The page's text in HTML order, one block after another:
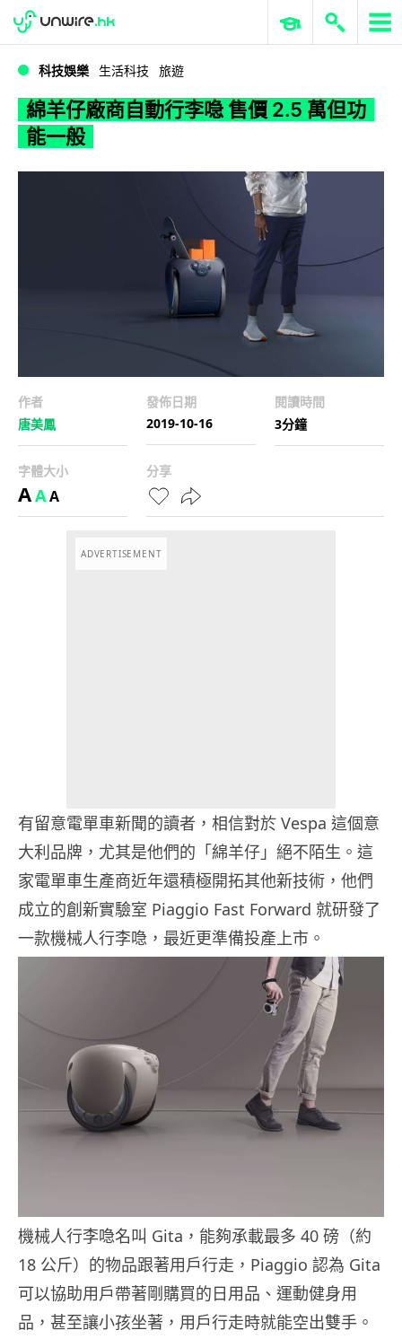
綿羊仔廠商自動行李喼 售價 2.5 萬但功能一般
WWDC 2026 ERP 與商業 AI
科技娛樂 生活科技 旅遊
綿羊仔廠商自動行李喼 售價 2.5 萬但功
能一般
作者
唐美鳳
發佈日期
2019-10-16
閱讀時間
3分鐘
字體大小
AAA
分享
ADVERTISEMENT
有留意電單車新聞的讀者，相信對於 Vespa 這個意
大利品牌，尤其是他們的「綿羊仔」絕不陌生。這
家電單車生產商近年還積極開拓其他新技術，他們
成立的創新實驗室 Piaggio Fast Forward 就研發了
一款機械人行李喼，最近更準備投產上市。
機械人行李喼名叫 Gita，能夠承載最多 40 磅（約
18 公斤）的物品跟著用戶行走，Piaggio 認為 Gita
可以協助用戶帶著剛購買的日用品、運動健身用
品，甚至讓小孩坐著，用戶行走時就能空出雙手。